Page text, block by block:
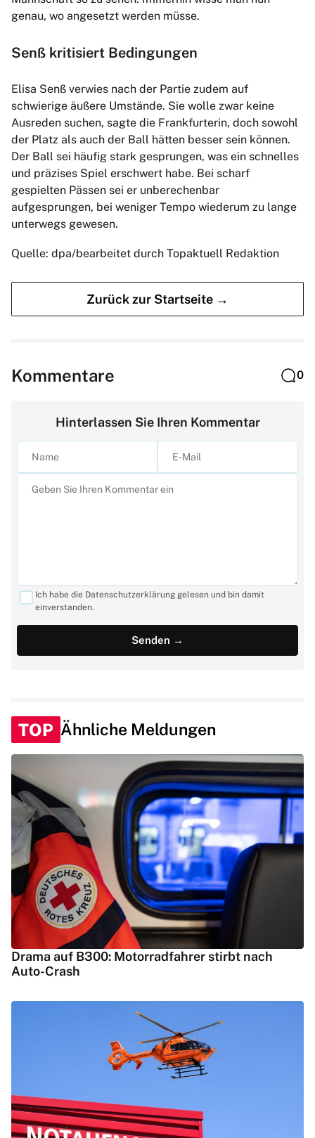
genau, wo angesetzt werden müsse.
Senß kritisiert Bedingungen
Elisa Senß verwies nach der Partie zudem auf
schwierige äußere Umstände. Sie wolle zwar keine
Ausreden suchen, sagte die Frankfurterin, doch sowohl
der Platz als auch der Ball hätten besser sein können.
Der Ball sei häufig stark gesprungen, was ein schnelles
und präzises Spiel erschwert habe. Bei scharf
gespielten Pässen sei er unberechenbar
aufgesprungen, bei weniger Tempo wiederum zu lange
unterwegs gewesen.
Quelle: dpa/bearbeitet durch Topaktuell Redaktion
Zurück zur Startseite →
Kommentare 0
Hinterlassen Sie Ihren Kommentar
Ich habe die Datenschutzerklärung gelesen und bin damit
einverstanden.
TOP Ähnliche Meldungen
Drama auf B300: Motorradfahrer stirbt nach
Auto-Crash